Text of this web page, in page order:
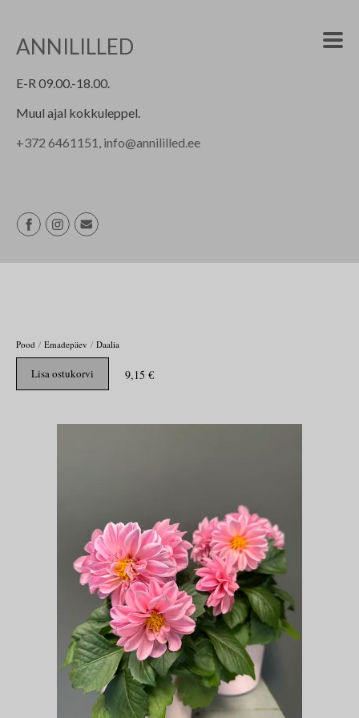
ANNILILLED
E-R 09.00.-18.00.
Muul ajal kokkuleppel.
+372 6461151, info@annililled.ee
Pood / Emadepäev / Daalia
Lisa ostukorvi 9,15 €